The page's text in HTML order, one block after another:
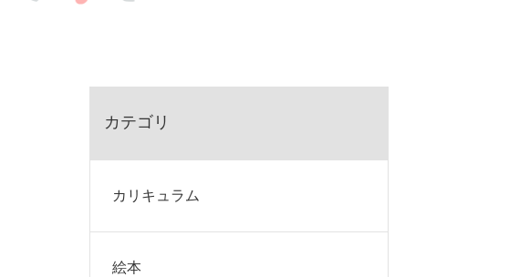
カテゴリ
カリキュラム
絵本